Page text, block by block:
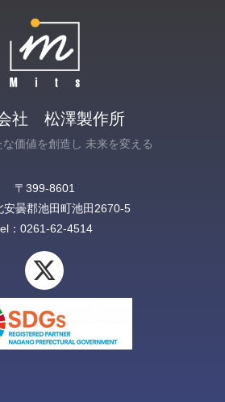
社 松澤製作所
価値を創造し 未来を変える
〒399-8601
安曇郡池田町池田2670-5‎
：0261-62-4514
X
-
t
w
i